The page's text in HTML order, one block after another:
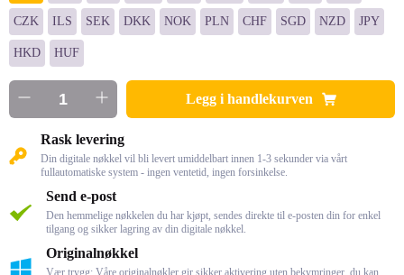
CZK ILS SEK DKK NOK PLN CHF SGD NZD JPY
HKD HUF
Legg i handlekurven
Rask levering
Din digitale nøkkel vil bli levert umiddelbart innen 1-3 sekunder via vårt
fullautomatiske system - ingen ventetid, ingen forsinkelse.
Send e-post
Den hemmelige nøkkelen du har kjøpt, sendes direkte til e-posten din for enkel
tilgang og sikker lagring av din digitale nøkkel.
Originalnøkkel
Vær trygg: Våre originalnøkler gir sikker aktivering uten bekymringer, du kan